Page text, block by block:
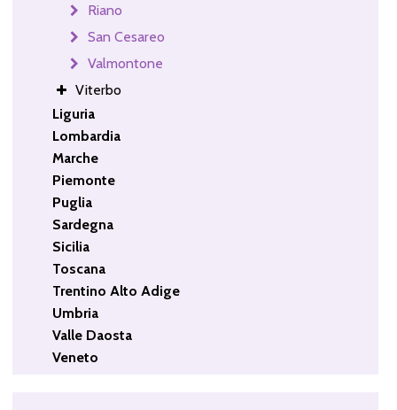
Riano
San Cesareo
Valmontone
Viterbo
Liguria
Lombardia
Marche
Piemonte
Puglia
Sardegna
Sicilia
Toscana
Trentino Alto Adige
Umbria
Valle Daosta
Veneto